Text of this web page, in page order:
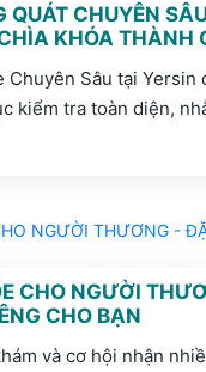
QUÁT CHUYÊN
KHÓA THÀNH
Chuyên Sâu tại
kiểm tra toàn diện,
khỏe, phù hợp cho
CHO NGƯỜI
CHO BẠN
và cơ hội nhận